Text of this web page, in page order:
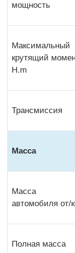
мощность
Максимальный
крутящий
H.m
Трансмиссия
Масса
Масса
автомобиля от/
Полная масса